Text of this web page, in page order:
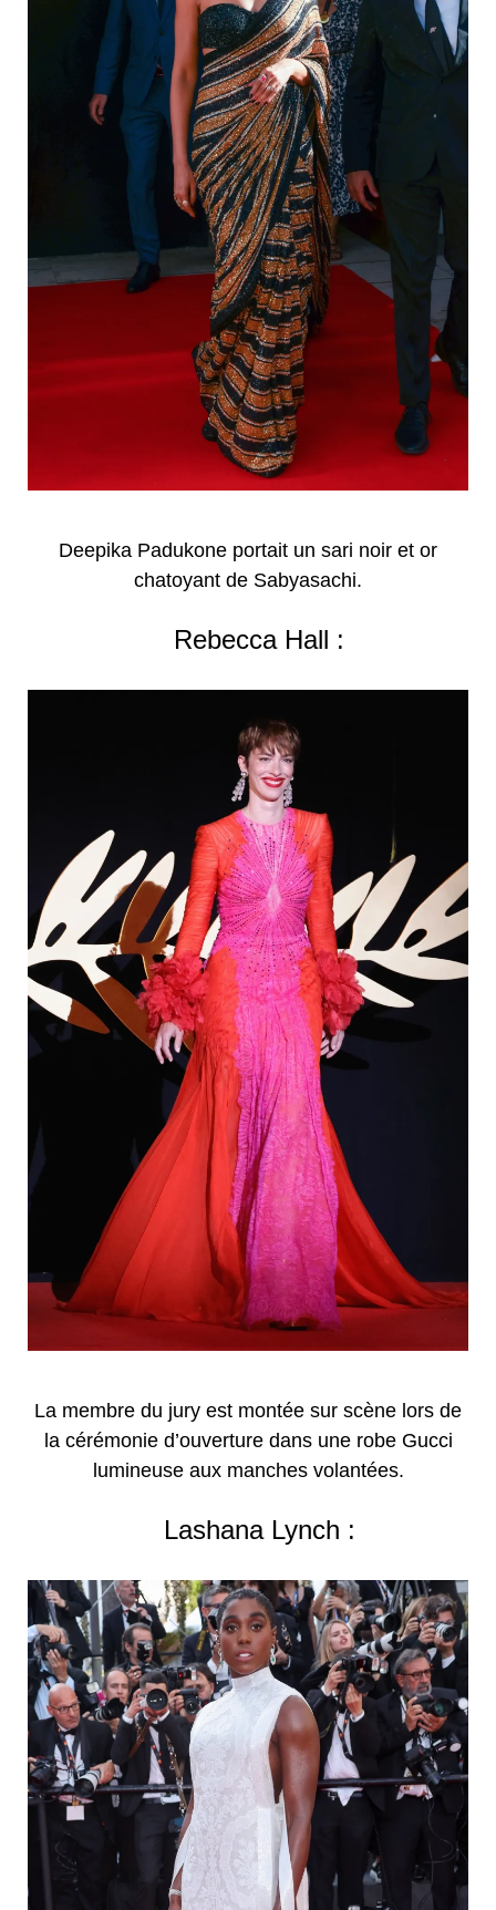
Deepika Padukone portait un sari noir et or
chatoyant de Sabyasachi.
Rebecca Hall :
La membre du jury est montée sur scène lors de
la cérémonie d’ouverture dans une robe Gucci
lumineuse aux manches volantées.
Lashana Lynch :